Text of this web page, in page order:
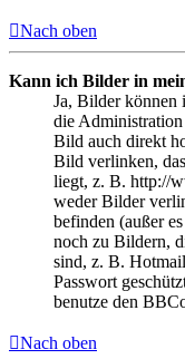
Nach oben
Kann ich Bilder in
Ja, Bilder können
die Administration
Bild auch direkt
Bild verlinken,
liegt, z. B. http://
weder Bilder
befinden (außer
noch zu Bildern,
sind, z. B.
Passwort
benutze den
Nach oben